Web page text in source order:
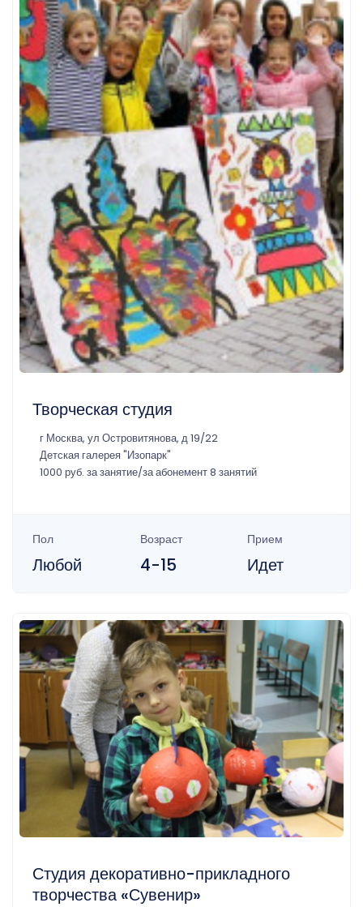
Творческая студия
г Москва, ул Островитянова, д 19/22
Детская галерея "Изопарк"
1000 руб. за занятие/за абонемент 8 занятий
Пол
Любой
Возраст
4-15
Прием
Идет
Студия декоративно-прикладного
творчества «Сувенир»